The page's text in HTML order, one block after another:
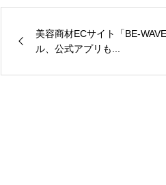
美容商材ECサイト「BE-
ル、公式アプリも...